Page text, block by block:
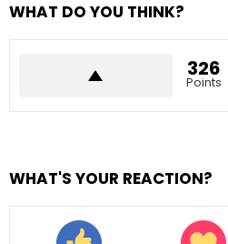
WHAT DO YOU THINK?
326
Points
WHAT'S YOUR REACTION?